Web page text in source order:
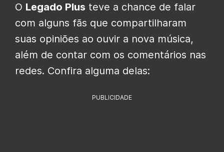
O Legado Plus teve a chance de falar
com alguns fãs que compartilharam
suas opiniões ao ouvir a nova música,
além de contar com os comentários nas
redes. Confira alguma delas:
PUBLICIDADE